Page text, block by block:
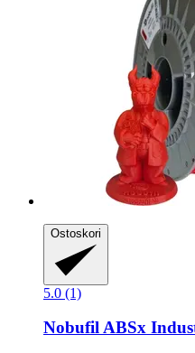
Ostoskori
5.0 (1)
NobufilABSx